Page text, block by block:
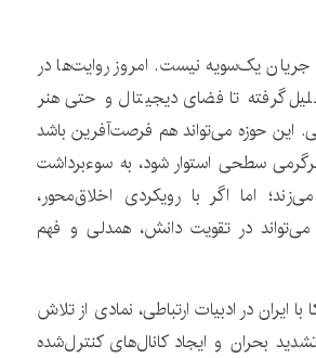
یک‌سویه نیست. امروز روایت‌ها در
گرفته تا فضای دیجیتال و حتی هنر
این حوزه می‌تواند هم فرصت‌آفرین باشد
سطحی استوار شود، به سوءبرداشت
اما اگر با رویکردی اخلاق‌محور،
در تقویت دانش، همدلی و فهم
در ادبیات ارتباطی، نمادی از تلاش
بحران و ایجاد کانال‌های کنترل‌شده